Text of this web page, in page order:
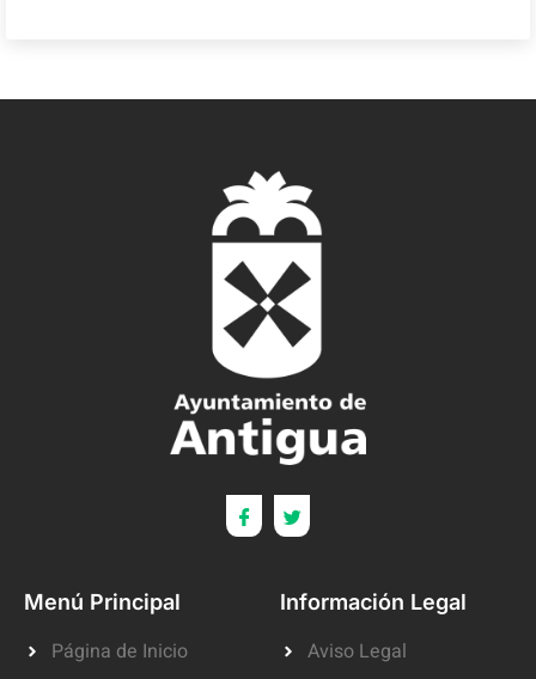
Menú Principal
Página de Inicio
Información Legal
Aviso Legal